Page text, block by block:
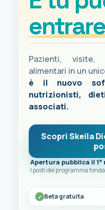
Pazienti, visite,
alimentari in un
è il nuovo
nutrizionisti,
associati.
Scopri Skeila
Apertura pubblica il
I posti del programma
Beta gratuita